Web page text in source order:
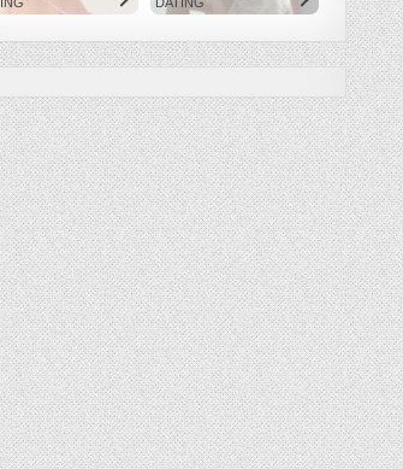
[247/??] [MANGA] PDF – (MEGA/MF)
PDF – (MEGA/MF)